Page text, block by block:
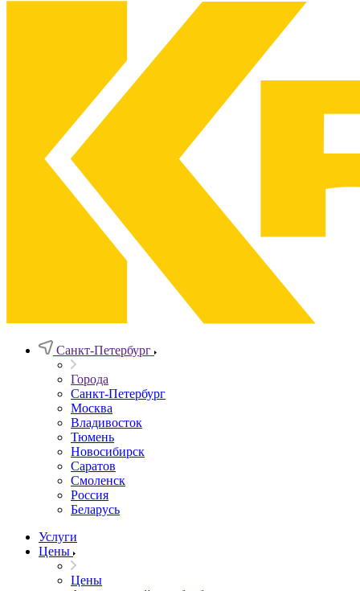
Санкт-Петербург
Города
Санкт-Петербург
Москва
Владивосток
Тюмень
Новосибирск
Саратов
Смоленск
Россия
Беларусь
Услуги
Цены
Цены